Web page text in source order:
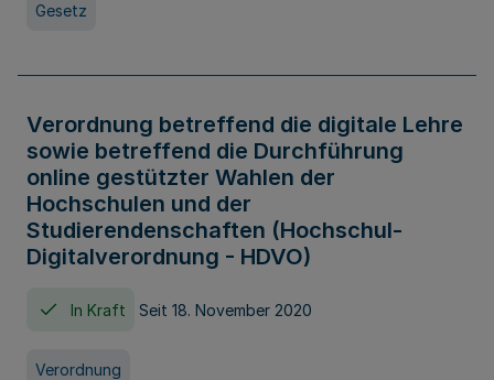
Gesetz
Verordnung betreffend die digitale Lehre
sowie betreffend die Durchführung
online gestützter Wahlen der
Hochschulen und der
Studierendenschaften (Hochschul-
Digitalverordnung - HDVO)
In Kraft Seit 18. November 2020
Verordnung